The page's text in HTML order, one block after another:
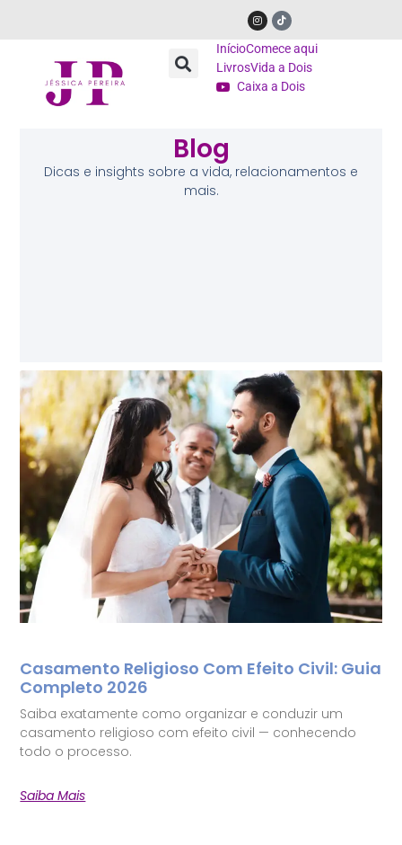
InícioComece aqui
LivrosVida a Dois
Caixa a Dois
Blog
Dicas e insights sobre a vida, relacionamentos e
mais.
Casamento Religioso Com Efeito Civil: Guia
Completo 2026
Saiba exatamente como organizar e conduzir um
casamento religioso com efeito civil — conhecendo
todo o processo.
Saiba Mais